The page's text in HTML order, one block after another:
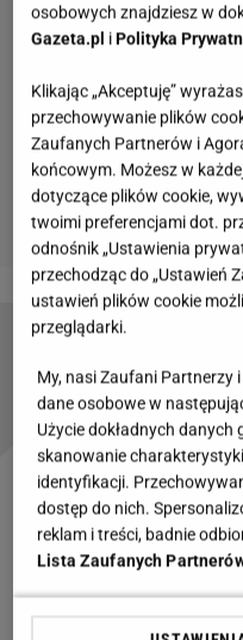
wyrazistym, korzennym
Dynia piżmowa
Dynia piżmowa
do zrobienia puree.
z kolei do
osobowych znajdziesz w
Gazeta.pl iPolityka
Klikając „Akceptuję”
przechowywanie plików
Zaufanych Partnerów i
końcowym. Możesz w
dotyczące plików cookie,
twoimi preferencjami dot.
odnośnik „Ustawienia
przechodząc do „Ustawień
ustawień plików cookie
przeglądarki.
My, nasi Zaufani Partnerzy
dane osobowe w
Użycie dokładnych
skanowanie
identyfikacji.
dostęp do nich.
reklam i treści, badnie
Lista Zaufanych